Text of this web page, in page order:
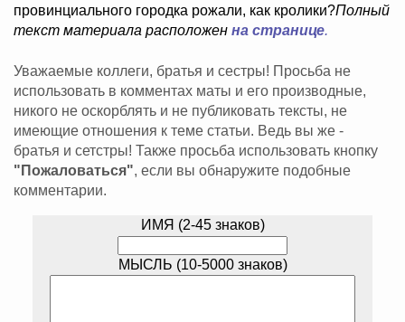
провинциального городка рожали, как кролики?Полный
текст материала расположен на странице.
Уважаемые коллеги, братья и сестры! Просьба не
использовать в комментах маты и его производные,
никого не оскорблять и не публиковать тексты, не
имеющие отношения к теме статьи. Ведь вы же -
братья и сетстры! Также просьба использовать кнопку
"Пожаловаться", если вы обнаружите подобные
комментарии.
ИМЯ (2-45 знаков)
МЫСЛЬ (10-5000 знаков)